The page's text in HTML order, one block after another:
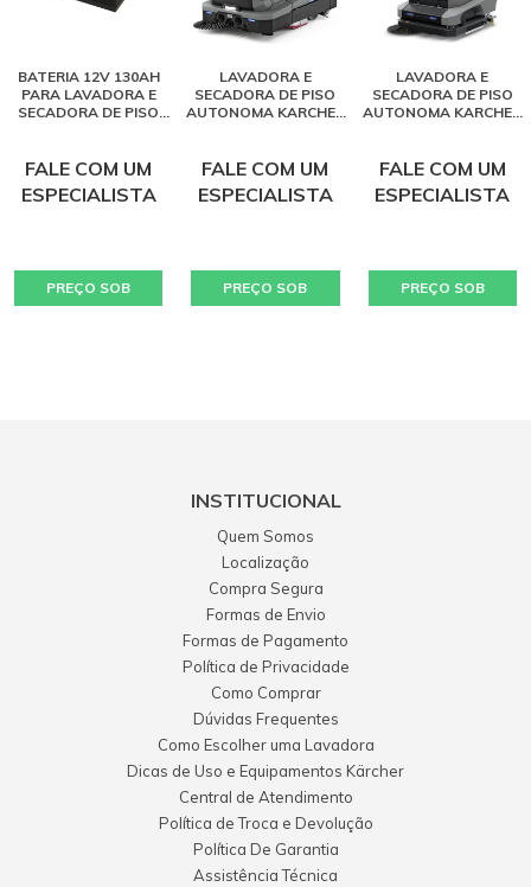
BATERIA 12V 130AH
PARA LAVADORA E
SECADORA DE PISO
FALE COM UM
ESPECIALISTA
PREÇO SOB
LAVADORA E
SECADORA DE PISO
AUTONOMA KARCHER
FALE COM UM
ESPECIALISTA
PREÇO SOB
LAVADORA E
SECADORA DE PISO
AUTONOMA KARCHER
FALE COM UM
ESPECIALISTA
PREÇO SOB
INSTITUCIONAL
Quem Somos
Localização
Compra Segura
Formas de Envio
Formas de Pagamento
Política de Privacidade
Como Comprar
Dúvidas Frequentes
Como Escolher uma Lavadora
Dicas de Uso e Equipamentos Kärcher
Central de Atendimento
Política de Troca e Devolução
Política De Garantia
Assistência Técnica